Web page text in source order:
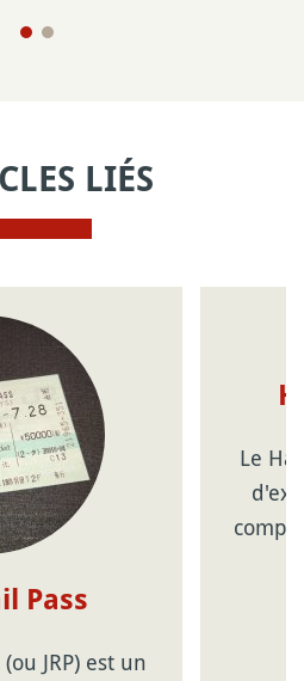
LIÉS
Pass
JRP) est un
Le